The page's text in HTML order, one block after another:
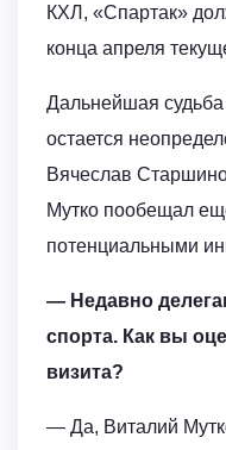
КХЛ, «Спартак»
конца апреля
Дальнейшая
остается
Вячеслав
Мутко пообещал
потенциальными
— Недавно
спорта. Как вы
визита?
— Да, Виталий